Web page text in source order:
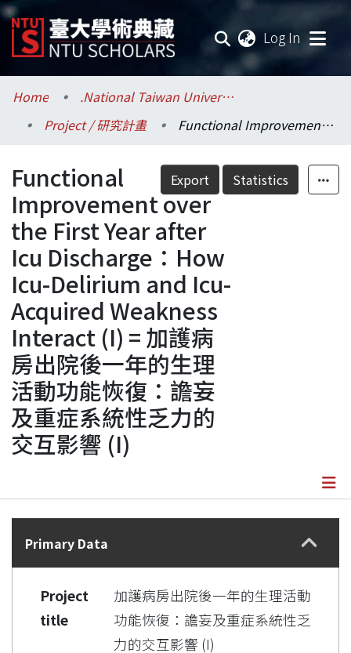
Log In
Communities & Collections
Research Outputs
Fundings & Projects
Researchers
Organizations
Statistics
Home
.National Taiwan University / 國立臺灣大學
Project / 研究計畫
Functional Improvement over the First Year after Icu Discharge：How Icu-Delirium and Icu-Acquired Weakness Interact (I) = 加護病房出院後一年的生理活動功能恢復：譫妄及重症系統性乏力的交互影響 (I)
Export Statistics
Functional
Improvement over
the First Year after
Icu Discharge：How
Icu-Delirium and Icu-
Acquired Weakness
Interact (I) = 加護病
房出院後一年的生理
活動功能恢復：譫妄
及重症系統性乏力的
交互影響 (I)
Details
Primary Data
Project
title
加護病房出院後一年的生理活動
功能恢復：譫妄及重症系統性乏
力的交互影響 (I)